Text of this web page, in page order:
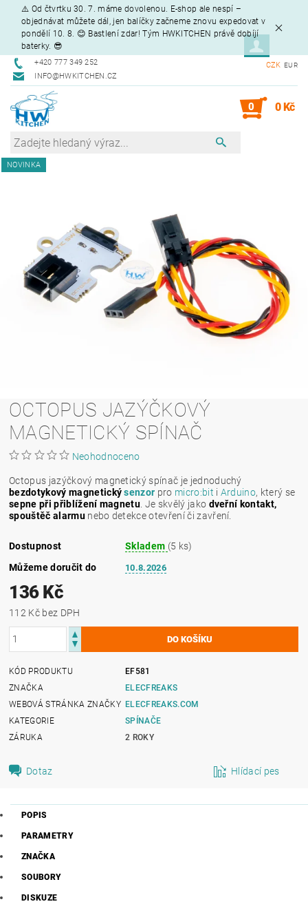
⚠️ Od čtvrtku 30. 7. máme dovolenou. E-shop ale nespí –
objednávat můžete dál, jen balíčky začneme znovu expedovat v
pondělí 10. 8. 😊 Bastlení zdar! Tým HWKITCHEN právě dobíjí
baterky. 😎
+420 777 349 252
INFO@HWKITCHEN.CZ
CZK EUR
0 0 Kč
NOVINKA
OCTOPUS JAZÝČKOVÝ
MAGNETICKÝ SPÍNAČ
Neohodnoceno
Octopus jazýčkový magnetický spínač je jednoduchý
bezdotykový magnetickýsenzor pro micro:bit i Arduino, který se
sepne při přiblížení magnetu . Je skvělý jako dveřní kontakt,
spouštěč alarmunebo detekce otevření či zavření.
Dostupnost Skladem (5 ks)
Můžeme doručit do
10.8.2026
136 Kč
112 Kč bez DPH
KÓD PRODUKTU
EF581
ZNAČKA
ELECFREAKS
WEBOVÁ STRÁNKA ZNAČKY ELECFREAKS.COM
KATEGORIE
SPÍNAČE
ZÁRUKA
2 ROKY
Dotaz Hlídací pes
POPIS
PARAMETRY
ZNAČKA
SOUBORY
DISKUZE